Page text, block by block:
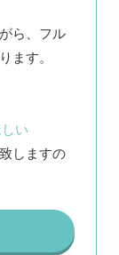
ら、フル
い
しますの